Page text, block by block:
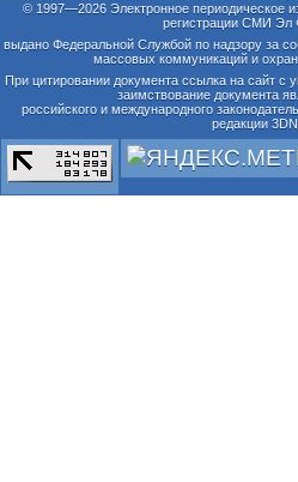
© 1997—2026 Электронное периодическое
регистрации СМИ Эл
выдано Федеральной Службой по надзору за
массовых коммуникаций и
При цитировании документа ссылка на сайт с
заимствование документа
российского и международного
редакции